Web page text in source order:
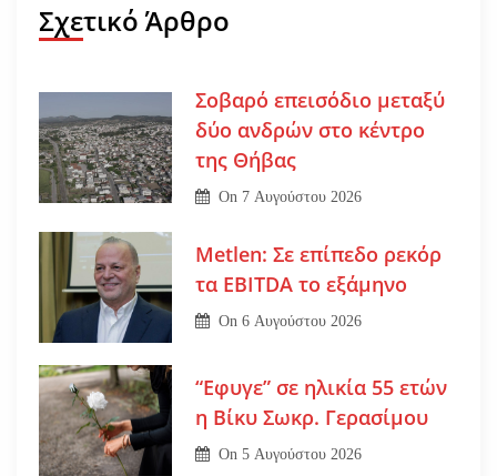
Σχετικό Άρθρο
Σοβαρό επεισόδιο μεταξύ
δύο ανδρών στο κέντρο
της Θήβας
On 7 Αυγούστου 2026
Metlen: Σε επίπεδο ρεκόρ
τα EBITDA το εξάμηνο
On6 Αυγούστου 2026
“Εφυγε” σε ηλικία 55 ετών
η Βίκυ Σωκρ. Γερασίμου
On5 Αυγούστου 2026